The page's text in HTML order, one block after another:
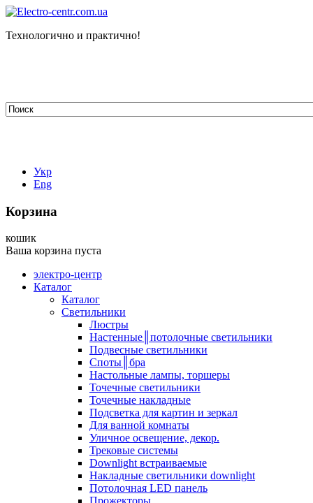
Технологично и практично!
Укр
Eng
Корзина
кошик
Ваша корзина пуста
электро-центр
Каталог
Каталог
Светильники
Люстры
Настенные║потолочные светильники
Подвесные светильники
Споты║бра
Настольные лампы, торшеры
Точечные светильники
Точечные накладные
Подсветка для картин и зеркал
Для ванной комнаты
Уличное освещение, декор.
Трековые системы
Downlight встраиваемые
Накладные светильники downlight
Потолочная LED панель